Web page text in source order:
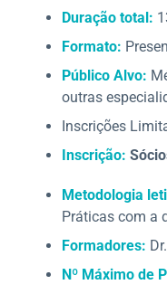
Duração total:
Formato:
Público Alvo:
outras
Inscrições
Inscrição:
Metodologia
Práticas com a
Formadores:
Nº Máximo de